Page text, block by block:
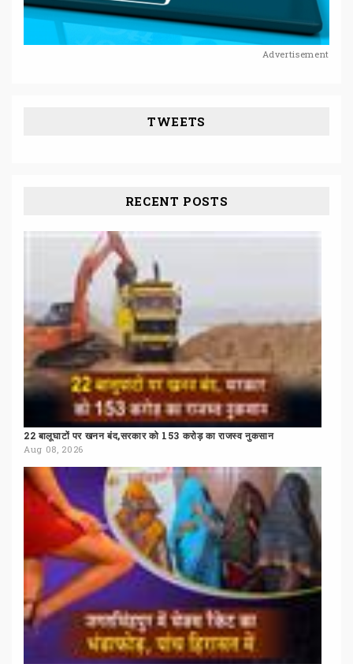
Advertisement
TWEETS
RECENT POSTS
22 बालूघाटों पर खनन बंद,सरकार को 153 करोड़ का राजस्व नुकसान
Aug 08, 2026